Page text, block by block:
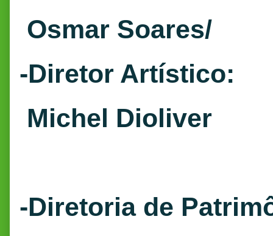
Osmar Soares/
-Diretor Artístico:
Michel Dioliver
-Diretoria de